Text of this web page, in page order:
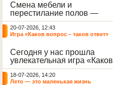
небывалый ажиотаж среди
воспитанников, превратив
тихие залы центра в арену
напряжённых поединков,
громких аплодисментов и
жарких обсуждений.
Смена мебели и
перестилание полов —
дело рук профессионалов.
А вот создание настоящего
домашнего уюта — задача
этой неделе ребята взяли
инициативу в свои руки и
устроили масштабную
генеральную уборку
20-07-2026, 12:43
Игра «Каков вопрос – таков ответ»
Сегодня у нас прошла
увлекательная игра «Каков
вопрос – таков ответ»,
которая собрала самых
18-07-2026, 14:20
Лето — это маленькая жизнь